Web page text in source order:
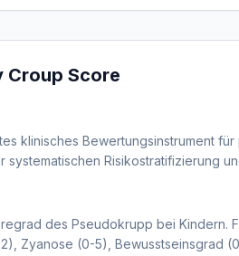
Croup Score
klinisches Bewertungsinstrument
Risikostratifizierung
des Pseudokrupp bei Kindern.
Zyanose (0-5), Bewusstseinsgrad